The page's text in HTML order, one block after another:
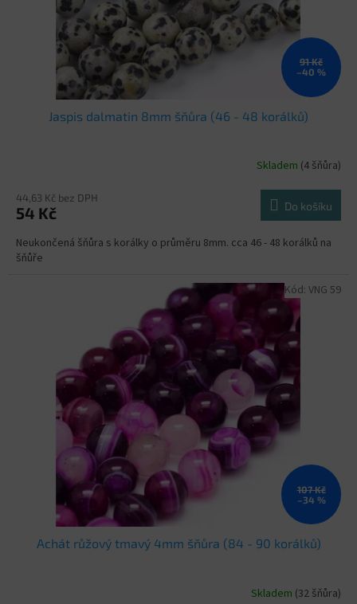
91 Kč
–40 %
Jaspis dalmatin 8mm šňůra (46 - 48 korálků)
Skladem (4 šňůra)
44,63 Kč bez DPH
54 Kč Do košíku
Neukončená šňůra s korálky o průměru 8mm. cca 46 - 48 korálků na
šňůře
107 Kč
–34 %
Achát růžový tmavý 4mm šňůra (84 - 90 korálků)
Skladem (32 šňůra)
Kód: VNG 59